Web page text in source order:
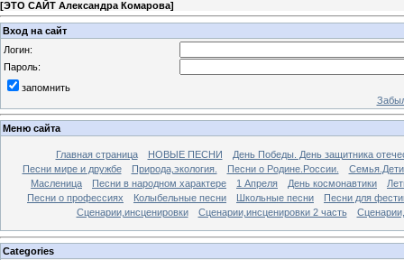
[ЭТО САЙТ Александра Комарова]
Вход на сайт
Логин:
Пароль:
запомнить
Меню сайта
Главная страница НОВЫЕ ПЕСНИ
День Победы. День защитника
Песни мире и дружбе
Природа,экология. Песни о Родине.России.
Масленица
Песни в народном характере 1 Апреля День космонавтики
Песни о профессиях
Колыбельные песни Школьные песни
Песни для
Сценарии,инсценировки
Сценарии,инсценировки 2 часть
Categories